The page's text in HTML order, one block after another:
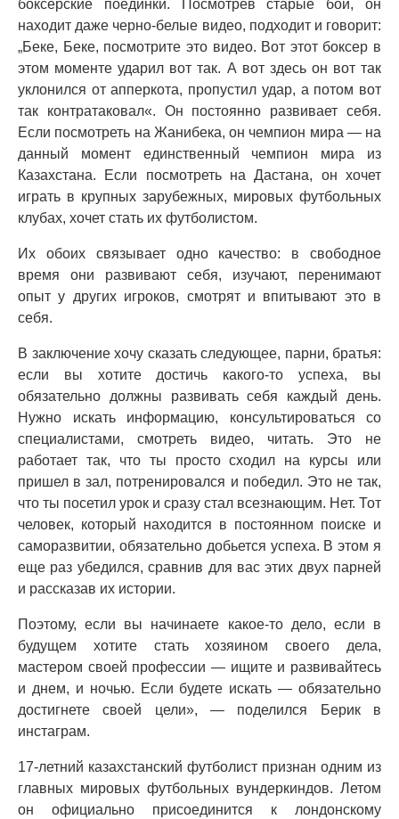
боксерские поединки. Посмотрев старые бои, он
находит даже черно-белые видео, подходит и говорит:
„Беке, Беке, посмотрите это видео. Вот этот боксер в
этом моменте ударил вот так. А вот здесь он вот так
уклонился от апперкота, пропустил удар, а потом вот
так контратаковал«. Он постоянно развивает себя.
Если посмотреть на Жанибека, он чемпион мира — на
данный момент единственный чемпион мира из
Казахстана. Если посмотреть на Дастана, он хочет
играть в крупных зарубежных, мировых футбольных
клубах, хочет стать их футболистом.
Их обоих связывает одно качество: в свободное
время они развивают себя, изучают, перенимают
опыт у других игроков, смотрят и впитывают это в
себя.
В заключение хочу сказать следующее, парни, братья:
если вы хотите достичь какого-то успеха, вы
обязательно должны развивать себя каждый день.
Нужно искать информацию, консультироваться со
специалистами, смотреть видео, читать. Это не
работает так, что ты просто сходил на курсы или
пришел в зал, потренировался и победил. Это не так,
что ты посетил урок и сразу стал всезнающим. Нет. Тот
человек, который находится в постоянном поиске и
саморазвитии, обязательно добьется успеха. В этом я
еще раз убедился, сравнив для вас этих двух парней
и рассказав их истории.
Поэтому, если вы начинаете какое-то дело, если в
будущем хотите стать хозяином своего дела,
мастером своей профессии — ищите и развивайтесь
и днем, и ночью. Если будете искать — обязательно
достигнете своей цели», — поделился Берик в
инстаграм.
17-летний казахстанский футболист признан одним из
главных мировых футбольных вундеркиндов. Летом
он официально присоединится к лондонскому